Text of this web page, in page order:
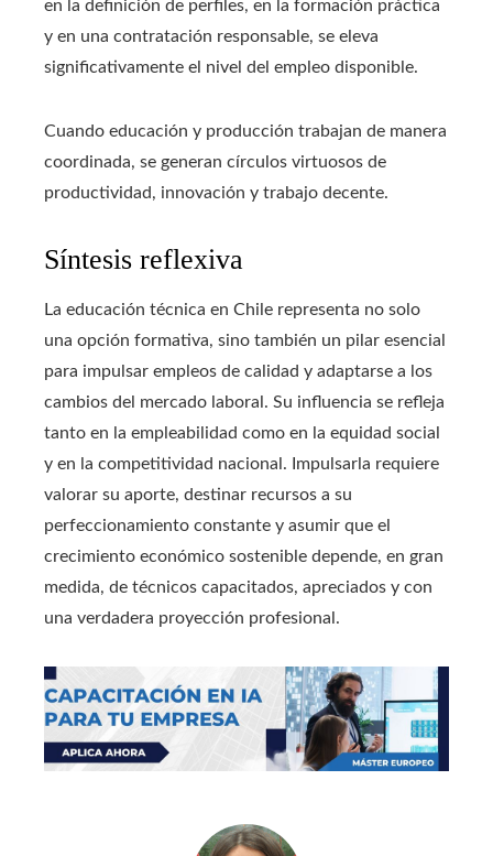
en la definición de perfiles, en la formación práctica
y en una contratación responsable, se eleva
significativamente el nivel del empleo disponible.
Cuando educación y producción trabajan de manera
coordinada, se generan círculos virtuosos de
productividad, innovación y trabajo decente.
Síntesis reflexiva
La educación técnica en Chile representa no solo
una opción formativa, sino también un pilar esencial
para impulsar empleos de calidad y adaptarse a los
cambios del mercado laboral. Su influencia se refleja
tanto en la empleabilidad como en la equidad social
y en la competitividad nacional. Impulsarla requiere
valorar su aporte, destinar recursos a su
perfeccionamiento constante y asumir que el
crecimiento económico sostenible depende, en gran
medida, de técnicos capacitados, apreciados y con
una verdadera proyección profesional.